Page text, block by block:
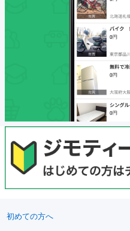
初めての方へ